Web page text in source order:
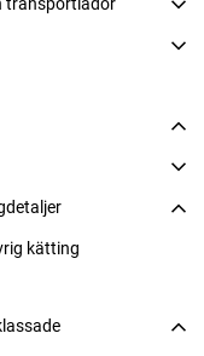
kätting